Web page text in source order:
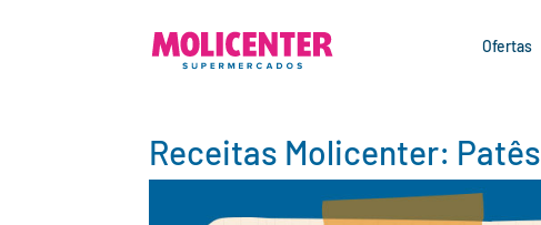
Ofertas
Receitas Molicenter: Patês